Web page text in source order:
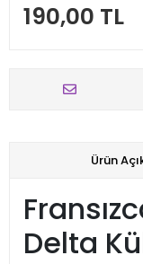
190,00 TL
Ürün
Delta